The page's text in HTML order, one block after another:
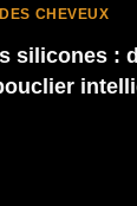
CHEVEUX
silicones :